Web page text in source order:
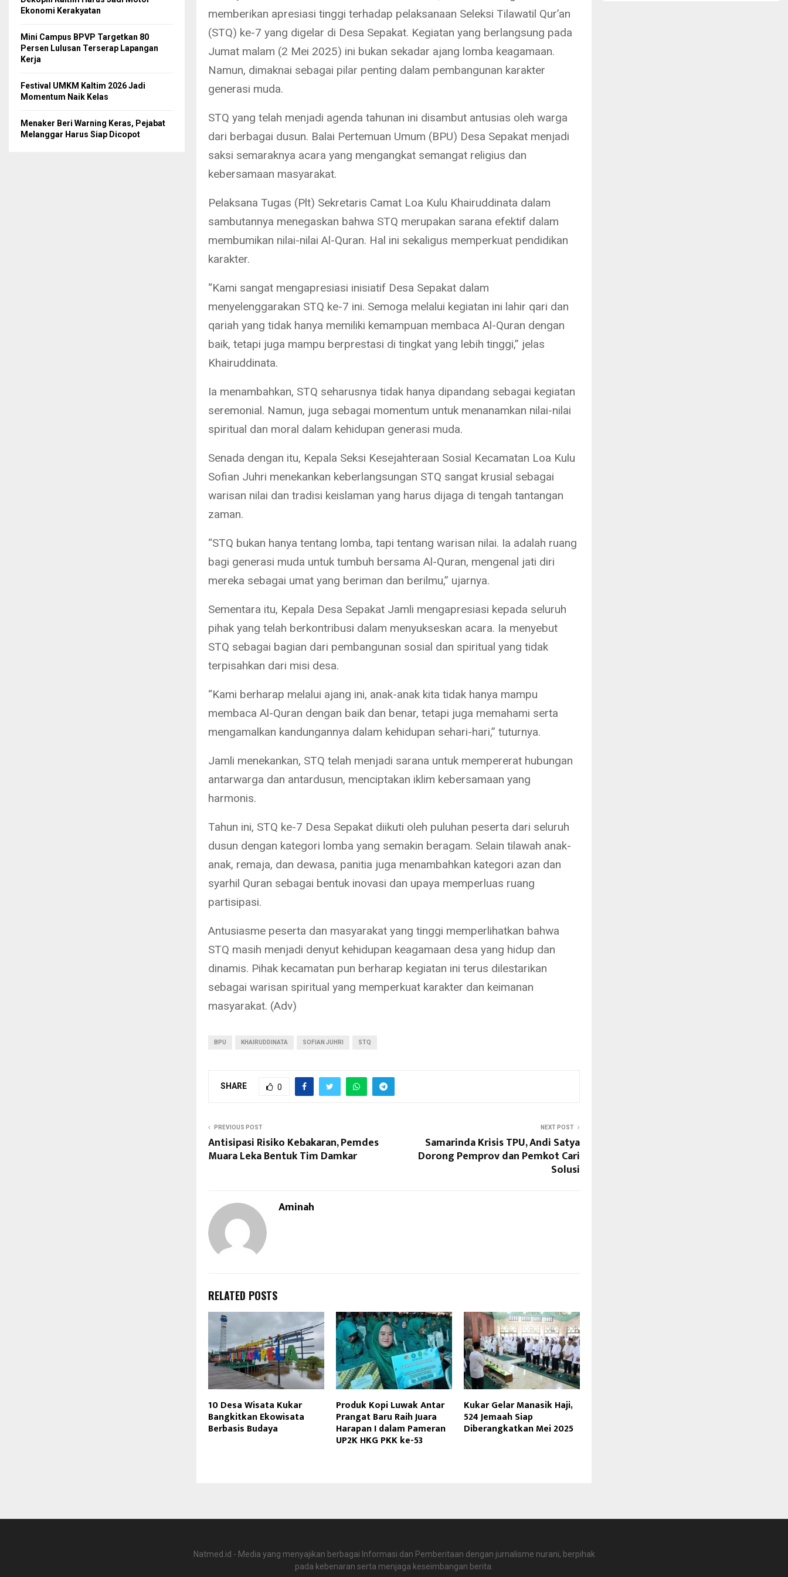
memberikan apresiasi tinggi terhadap pelaksanaan Seleksi Tilawatil Qur’an
(STQ) ke-7 yang digelar di Desa Sepakat. Kegiatan yang berlangsung pada
Jumat malam (2 Mei 2025) ini bukan sekadar ajang lomba keagamaan.
Namun, dimaknai sebagai pilar penting dalam pembangunan karakter
generasi muda.
STQ yang telah menjadi agenda tahunan ini disambut antusias oleh warga
dari berbagai dusun. Balai Pertemuan Umum (BPU) Desa Sepakat menjadi
saksi semaraknya acara yang mengangkat semangat religius dan
kebersamaan masyarakat.
Pelaksana Tugas (Plt) Sekretaris Camat Loa Kulu Khairuddinata dalam
sambutannya menegaskan bahwa STQ merupakan sarana efektif dalam
membumikan nilai-nilai Al-Quran. Hal ini sekaligus memperkuat pendidikan
karakter.
“Kami sangat mengapresiasi inisiatif Desa Sepakat dalam
menyelenggarakan STQ ke-7 ini. Semoga melalui kegiatan ini lahir qari dan
qariah yang tidak hanya memiliki kemampuan membaca Al-Quran dengan
baik, tetapi juga mampu berprestasi di tingkat yang lebih tinggi,” jelas
Khairuddinata.
Ia menambahkan, STQ seharusnya tidak hanya dipandang sebagai kegiatan
seremonial. Namun, juga sebagai momentum untuk menanamkan nilai-nilai
spiritual dan moral dalam kehidupan generasi muda.
Senada dengan itu, Kepala Seksi Kesejahteraan Sosial Kecamatan Loa Kulu
Sofian Juhri menekankan keberlangsungan STQ sangat krusial sebagai
warisan nilai dan tradisi keislaman yang harus dijaga di tengah tantangan
zaman.
“STQ bukan hanya tentang lomba, tapi tentang warisan nilai. Ia adalah ruang
bagi generasi muda untuk tumbuh bersama Al-Quran, mengenal jati diri
mereka sebagai umat yang beriman dan berilmu,” ujarnya.
Sementara itu, Kepala Desa Sepakat Jamli mengapresiasi kepada seluruh
pihak yang telah berkontribusi dalam menyukseskan acara. Ia menyebut
STQ sebagai bagian dari pembangunan sosial dan spiritual yang tidak
terpisahkan dari misi desa.
“Kami berharap melalui ajang ini, anak-anak kita tidak hanya mampu
membaca Al-Quran dengan baik dan benar, tetapi juga memahami serta
mengamalkan kandungannya dalam kehidupan sehari-hari,” tuturnya.
Jamli menekankan, STQ telah menjadi sarana untuk mempererat hubungan
antarwarga dan antardusun, menciptakan iklim kebersamaan yang
harmonis.
Tahun ini, STQ ke-7 Desa Sepakat diikuti oleh puluhan peserta dari seluruh
dusun dengan kategori lomba yang semakin beragam. Selain tilawah anak-
anak, remaja, dan dewasa, panitia juga menambahkan kategori azan dan
syarhil Quran sebagai bentuk inovasi dan upaya memperluas ruang
partisipasi.
Antusiasme peserta dan masyarakat yang tinggi memperlihatkan bahwa
STQ masih menjadi denyut kehidupan keagamaan desa yang hidup dan
dinamis. Pihak kecamatan pun berharap kegiatan ini terus dilestarikan
sebagai warisan spiritual yang memperkuat karakter dan keimanan
masyarakat. (Adv)
BPU KHAIRUDDINATA SOFIAN JUHRI STQ
SHARE 0
PREVIOUS POST
Antisipasi Risiko Kebakaran, Pemdes
Muara Leka Bentuk Tim Damkar
NEXT POST
Samarinda Krisis TPU, Andi Satya
Dorong Pemprov dan Pemkot Cari
Solusi
Aminah
RELATED POSTS
10 Desa Wisata Kukar
Bangkitkan Ekowisata
Berbasis Budaya
Produk Kopi Luwak Antar
Prangat Baru Raih Juara
Harapan I dalam Pameran
UP2K HKG PKK ke-53
Kukar Gelar Manasik Haji,
524 Jemaah Siap
Diberangkatkan Mei 2025
Ekonomi Kerakyatan
Mini Campus BPVP Targetkan 80
Persen Lulusan Terserap Lapangan
Kerja
Festival UMKM Kaltim 2026 Jadi
Momentum Naik Kelas
Menaker Beri Warning Keras, Pejabat
Melanggar Harus Siap Dicopot
Natmed.id - Media yang menyajikan berbagai Informasi dan Pemberitaan dengan jurnalisme nurani, berpihak
pada kebenaran serta menjaga keseimbangan berita.